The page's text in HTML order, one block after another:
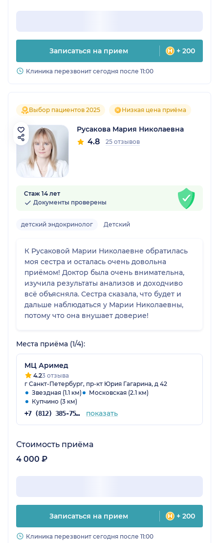
Записаться на прием + 200
Клиника перезвонит сегодня после 11:00
Выбор пациентов 2025 Низкая цена приёма
Русакова Мария Николаевна
4.8 25 отзывов
Стаж 14 лет
Документы проверены
детский эндокринолог Детский
К Русаковой Марии Николаевне обратилась
моя сестра и осталась очень довольна
приёмом! Доктор была очень внимательна,
изучила результаты анализов и доходчиво
всё объясняла. Сестра сказала, что будет и
дальше наблюдаться у Марии Николаевны,
потому что она внушает доверие!
Места приёма (1/4):
МЦ Аримед
4.23 отзыва
г Санкт-Петербург, пр-кт Юрия Гагарина, д 42
Звездная (1.1 км)
Московская (2.1 км)
Купчино (3 км)
+7 (812) 385-75-41 показать
Стоимость приёма
4 000 ₽
Записаться на прием + 200
Клиника перезвонит сегодня после 11:00